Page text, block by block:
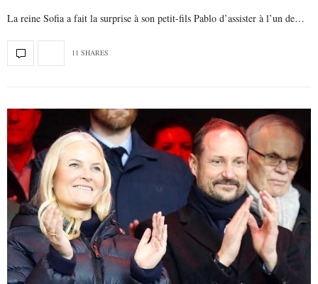
La reine Sofia a fait la surprise à son petit-fils Pablo d’assister à l’un de…
11 SHARES